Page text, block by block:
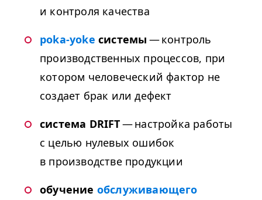
и контроля качества
poka-yoke системы — контроль
производственных процессов, при
котором человеческий фактор не
создает брак или дефект
система DRIFT— настройка работы
с целью нулевых ошибок
в производстве продукции
обучение обслуживающего